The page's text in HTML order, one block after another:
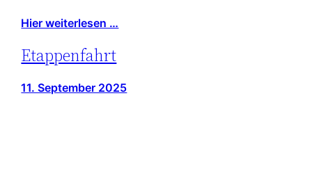
Hier weiterlesen …
Etappenfahrt
11. September 2025